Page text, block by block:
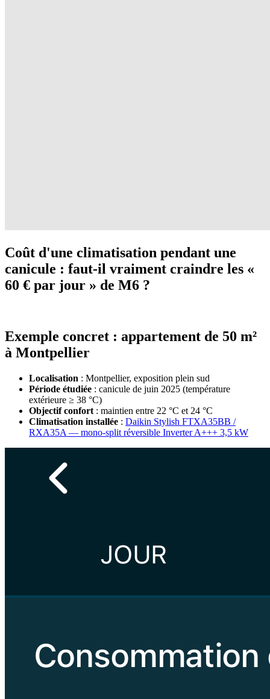
Coût d'une climatisation pendant une
canicule : faut-il vraiment craindre les «
60 € par jour » de M6 ?
Exemple concret : appartement de 50 m²
à Montpellier
Localisation : Montpellier, exposition plein sud
Période étudiée : canicule de juin 2025 (température
extérieure ≥ 38 °C)
Objectif confort : maintien entre 22 °C et 24 °C
Climatisation installée : Daikin Stylish FTXA35BB /
RXA35A — mono-split réversible Inverter A+++ 3,5 kW